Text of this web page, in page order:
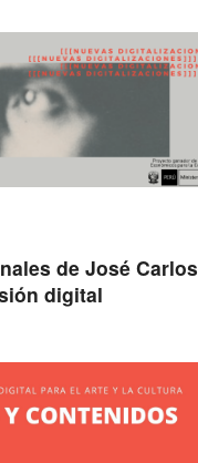
de José Carlos
digital